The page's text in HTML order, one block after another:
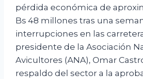
pérdida económica de
Bs 48 millones tras una
interrupciones en las
presidente de la Asociación
Avicultores (ANA), Omar
respaldo del sector a la